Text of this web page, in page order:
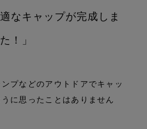
なキャップが完成しま
！」
プなどのアウトドアでキャッ
に思ったことはありません